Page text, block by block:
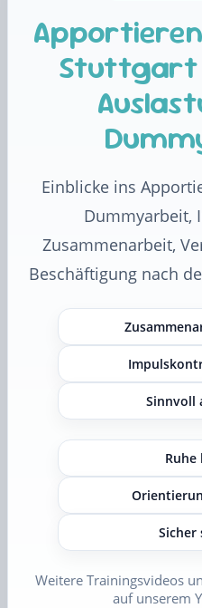
Stuttgart
Einblicke ins
Dummyarbeit,
Zusammenarbeit,
Beschäftigung nach
Sinnvoll
Ruhe
Sicher
Weitere Trainingsvideos
auf unserem